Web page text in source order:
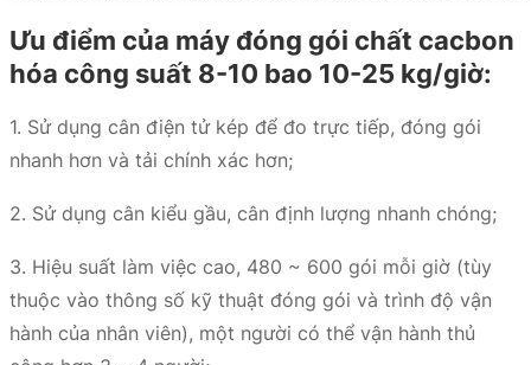
Ưu điểm của máy đóng gói chất cacbon
hóa công suất 8-10 bao 10-25 kg/giờ:
1. Sử dụng cân điện tử kép để đo trực tiếp, đóng gói
nhanh hơn và tải chính xác hơn;
2. Sử dụng cân kiểu gầu, cân định lượng nhanh chóng;
3. Hiệu suất làm việc cao, 480 ~ 600 gói mỗi giờ (tùy
thuộc vào thông số kỹ thuật đóng gói và trình độ vận
hành của nhân viên), một người có thể vận hành thủ